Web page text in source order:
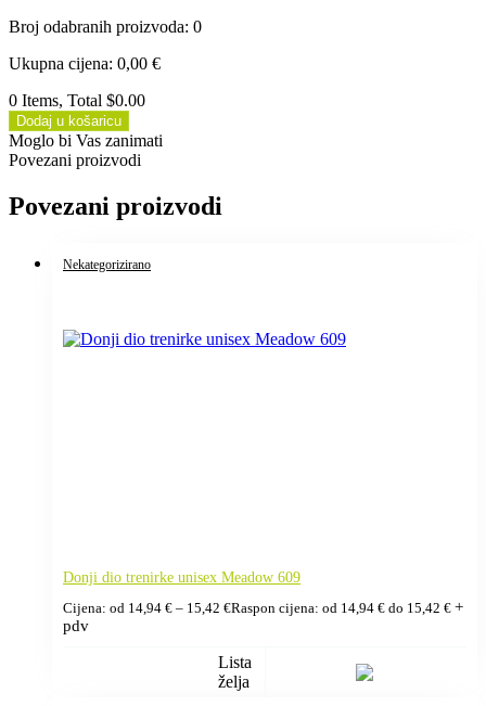
Broj odabranih proizvoda: 0
Ukupna cijena: 0,00 €
0 Items, Total $0.00
Dodaj u košaricu
Moglo bi Vas zanimati
Povezani proizvodi
Povezani proizvodi
Nekategorizirano
Donji dio trenirke unisex Meadow 609
Cijena: od 14,94 € – 15,42 €Raspon cijena: od 14,94 € do 15,42 € +
pdv
Lista
želja